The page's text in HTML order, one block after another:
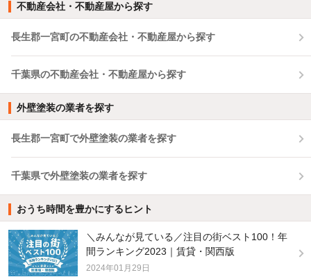
不動産会社・不動産屋から探す
長生郡一宮町の不動産会社・不動産屋から探す
千葉県の不動産会社・不動産屋から探す
外壁塗装の業者を探す
長生郡一宮町で外壁塗装の業者を探す
千葉県で外壁塗装の業者を探す
おうち時間を豊かにするヒント
＼みんなが見ている／注目の街ベスト100！年
間ランキング2023｜賃貸・関西版
2024年01月29日